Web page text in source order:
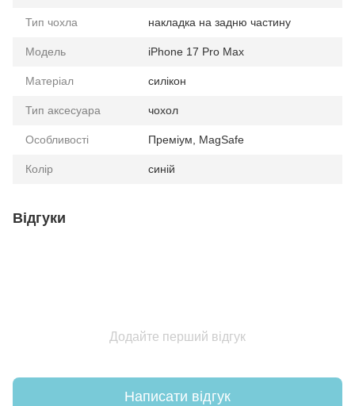
Тип чохла накладка на задню частину
Модель iPhone 17 Pro Max
Матеріал силікон
Тип аксесуара чохол
Особливості Преміум, MagSafe
Колір синій
Відгуки
Додайте перший відгук
Написати відгук